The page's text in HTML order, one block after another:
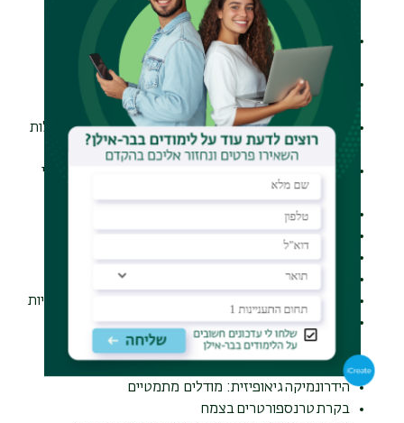
הביוטכנולוגיים למלחמה במחלות זהומיות
טיפול פוטודינמי של גידולים ממאירים, חיידקים ווירוסים
באמצעות פורפירנים והקרנת אור
פתוח מודלים מתמטיים כולל סימולציית מחשב להבנת
תהליכים במערכת האימונית
מודלים מתמטיים של תהליכים ביולוגיים בווירוסים ומחלות
זיהומיות ואוטואימוניות
הרג חיידקים באמצעות חומרים משופעלים באור וחלבוני
חריר בחיידקים
התפקיד הביולוגי של טירוזין קינאז בתאי סרטן וזרע
מנגנוני העברת אותות במחלות סרטן הערמונית
תפקיד ופונקציה של תעלות יוניות
שונית האלמוגים באילת-עמידות לשינויים סביבתיים
דלועים עם עמידות למחלות ומזיקים מסוג וירוסים ופטריות
שיטות אלקטרופזיולוגיות למחקר תעלות יוניות:
גישה נסיונית וחישובית
תפקיד חלבונים היסטוניים בבקרת השעתוק
הידרונמיקה גיאופיזית: מודלים מתמטיים
בקרת טרנספורטרים בצמח